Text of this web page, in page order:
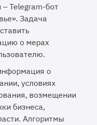
Telegram-бот
Задача
о мерах
о
условиях
возмещении
бизнеса,
Алгоритмы